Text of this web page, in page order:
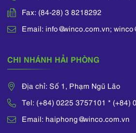
Fax: (84-28) 3 8218292
Email: info@winco.com.vn;
CHI NHÁNH HẢI PHÒNG
Địa chỉ: Số 1, Phạm Ngũ Lão
Tel: (+84) 0225 3757101 * (+84)
Email: haiphong@winco.com.vn